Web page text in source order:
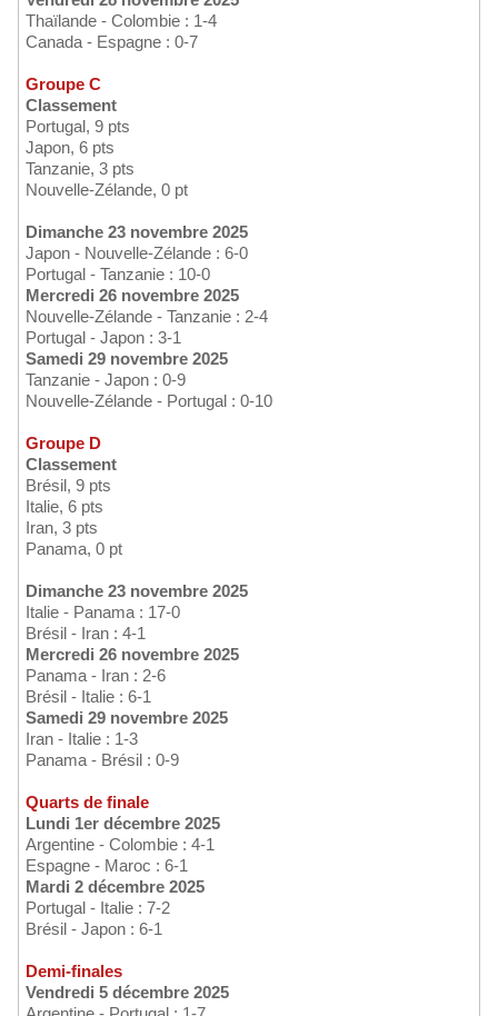
Thaïlande - Colombie : 1-4
Canada - Espagne : 0-7
Groupe C
Classement
Portugal, 9 pts
Japon, 6 pts
Tanzanie, 3 pts
Nouvelle-Zélande, 0 pt
Dimanche 23 novembre 2025
Japon - Nouvelle-Zélande : 6-0
Portugal - Tanzanie : 10-0
Mercredi 26 novembre 2025
Nouvelle-Zélande - Tanzanie : 2-4
Portugal - Japon : 3-1
Samedi 29 novembre 2025
Tanzanie - Japon : 0-9
Nouvelle-Zélande - Portugal : 0-10
Groupe D
Classement
Brésil, 9 pts
Italie, 6 pts
Iran, 3 pts
Panama, 0 pt
Dimanche 23 novembre 2025
Italie - Panama : 17-0
Brésil - Iran : 4-1
Mercredi 26 novembre 2025
Panama - Iran : 2-6
Brésil - Italie : 6-1
Samedi 29 novembre 2025
Iran - Italie : 1-3
Panama - Brésil : 0-9
Quarts de finale
Lundi 1er décembre 2025
Argentine - Colombie : 4-1
Espagne - Maroc : 6-1
Mardi 2 décembre 2025
Portugal - Italie : 7-2
Brésil - Japon : 6-1
Demi-finales
Vendredi 5 décembre 2025